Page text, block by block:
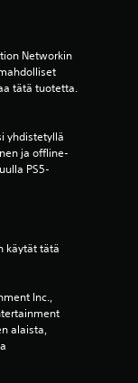
4
7
r
Networkin
tätä tuotetta.
yhdistetyllä
ja offline-
PS5-
Inc.,
alaista,